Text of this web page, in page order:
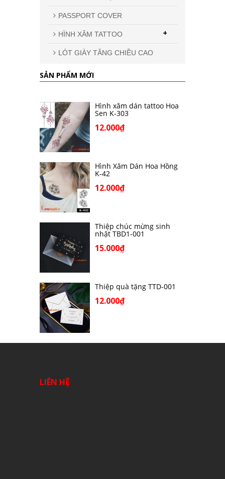
PASSPORT COVER
HÌNH XĂM TATTOO +
LÓT GIÀY TĂNG CHIỀU CAO
SẢN PHẨM MỚI
Hình xăm dán tattoo Hoa
Sen K-303
12.000₫
Hình Xăm Dán Hoa Hồng
K-42
12.000₫
Thiệp chúc mừng sinh
nhật TBD1-001
15.000₫
Thiệp quà tặng TTD-001
12.000₫
LIÊN HỆ